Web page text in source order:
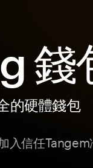
錢
的硬體錢包
入信任